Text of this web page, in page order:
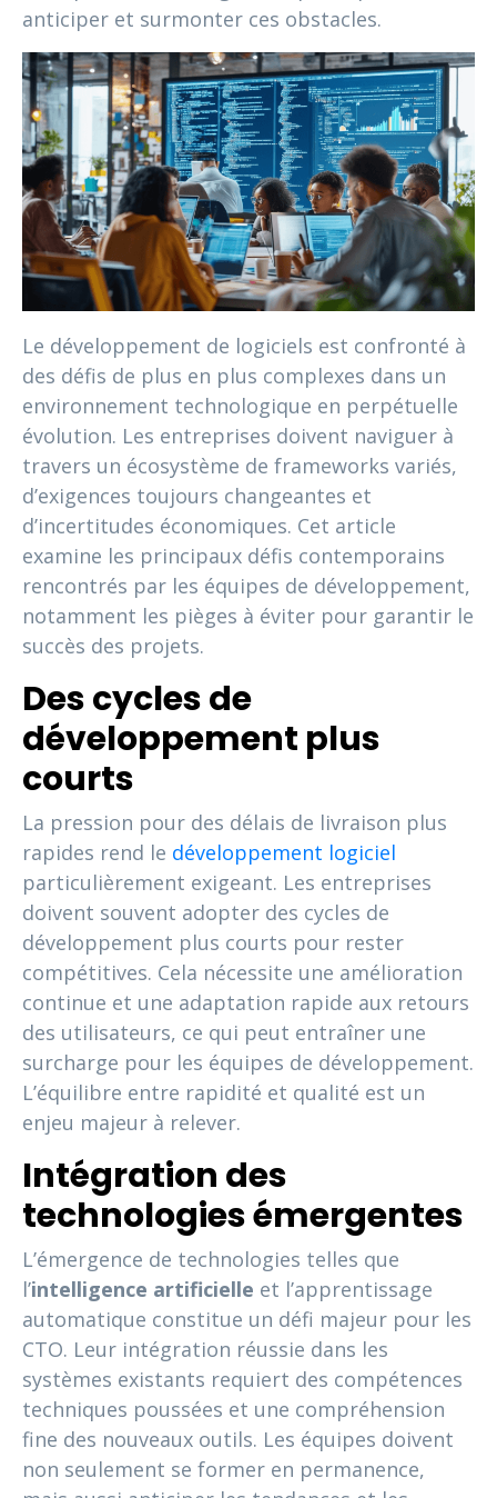
anticiper et surmonter ces obstacles.
Le développement de logiciels est confronté à
des défis de plus en plus complexes dans un
environnement technologique en perpétuelle
évolution. Les entreprises doivent naviguer à
travers un écosystème de frameworks variés,
d’exigences toujours changeantes et
d’incertitudes économiques. Cet article
examine les principaux défis contemporains
rencontrés par les équipes de développement,
notamment les pièges à éviter pour garantir le
succès des projets.
Des cycles de
développement plus
courts
La pression pour des délais de livraison plus
rapides rend le développement logiciel
particulièrement exigeant. Les entreprises
doivent souvent adopter des cycles de
développement plus courts pour rester
compétitives. Cela nécessite une amélioration
continue et une adaptation rapide aux retours
des utilisateurs, ce qui peut entraîner une
surcharge pour les équipes de développement.
L’équilibre entre rapidité et qualité est un
enjeu majeur à relever.
Intégration des
technologies émergentes
L’émergence de technologies telles que
l’intelligence artificielle et l’apprentissage
automatique constitue un défi majeur pour les
CTO. Leur intégration réussie dans les
systèmes existants requiert des compétences
techniques poussées et une compréhension
fine des nouveaux outils. Les équipes doivent
non seulement se former en permanence,